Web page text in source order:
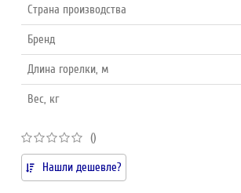
Страна производства
Бренд
Длина горелки, м
Вес, кг
()
Нашли дешевле?